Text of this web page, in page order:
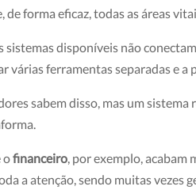
de forma eficaz, todas as áreas
sistemas disponíveis não
várias ferramentas separadas e a
sabem disso, mas um
ofinanceiro , por exemplo,
a atenção, sendo muitas vezes